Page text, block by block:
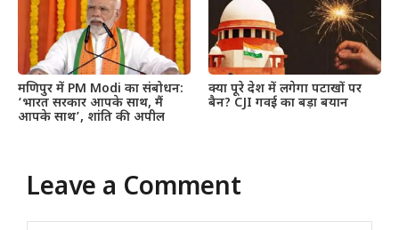
मणिपुर में PM Modi का संबोधन:
‘भारत सरकार आपके साथ, मैं
आपके साथ’, शांति की अपील
क्या पूरे देश में लगेगा पटाखों पर
बैन? CJI गवई का बड़ा बयान
Leave a Comment